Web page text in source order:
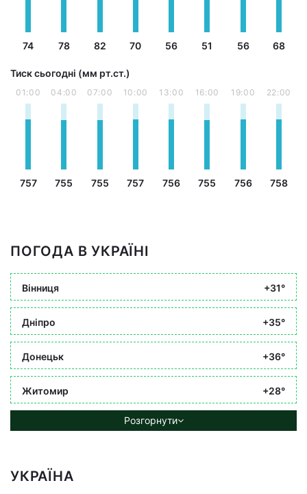
74 78 82 70 56 51 56 68
Тиск сьогодні (мм рт.ст.)
01:00
757
04:00
755
07:00
755
10:00
757
13:00
756
16:00
755
19:00
756
22:00
758
ПОГОДА В УКРАЇНІ
Вінниця +31°
Дніпро +35°
Донецьк +36°
Житомир +28°
Розгорнути
УКРАЇНА